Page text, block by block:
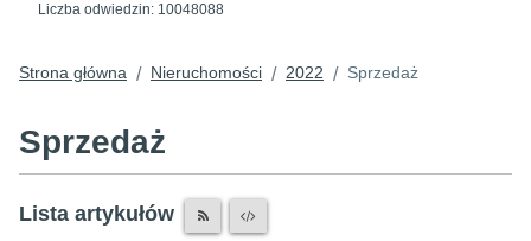
Liczba odwiedzin: 10048088
Strona główna / Nieruchomości / 2022 / Sprzedaż
Sprzedaż
Lista artykułów